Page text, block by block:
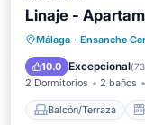
Linaje -
Málaga · Ensanche
10.0 Excepcional(
2 Dormitorios 2 baños
Balcón/Terraza
Balcón/
Aire